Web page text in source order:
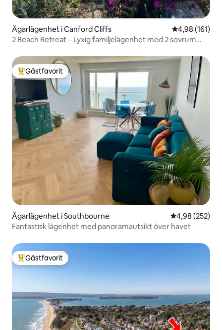
Ägarlägenhet i Canford Cliffs 4,98 av 5 i
4,98 (161)
2 Beach Retreat – Lyxig familjelägenhet med 2 sovrum
Populär gästfavorit
Gästfavorit
Ägarlägenhet i Southbourne 4,98 av 5 i
4,98 (252)
Fantastisk lägenhet med panoramautsikt över havet
Populär gästfavorit
Gästfavorit